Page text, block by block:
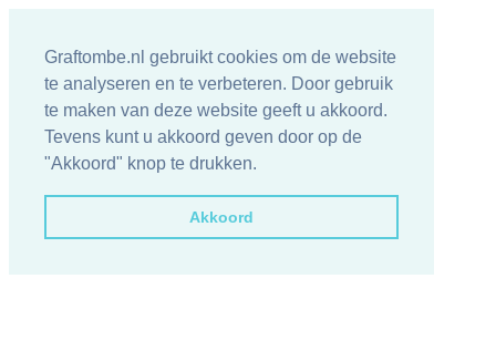
Graftombe.nl gebruikt cookies om de website
te analyseren en te verbeteren. Door gebruik
te maken van deze website geeft u akkoord.
Tevens kunt u akkoord geven door op de
"Akkoord" knop te drukken.
Akkoord